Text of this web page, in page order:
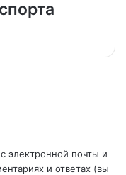
электронной почты и
и ответах (вы